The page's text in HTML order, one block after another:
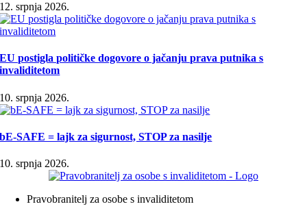
12. srpnja 2026.
EU postigla političke dogovore o jačanju prava putnika s
invaliditetom
10. srpnja 2026.
bE-SAFE = lajk za sigurnost, STOP za nasilje
10. srpnja 2026.
Pravobranitelj za osobe s invaliditetom